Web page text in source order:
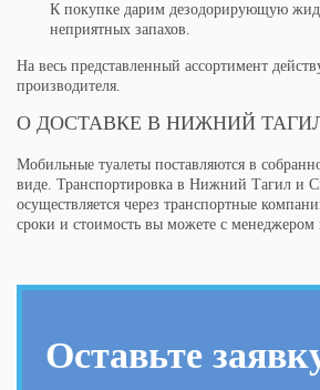
К покупке дарим дезодорирующую
неприятных запахов.
На весь представленный ассортимент
производителя.
О ДОСТАВКЕ В НИЖНИЙ
Мобильные туалеты поставляются в
виде. Транспортировка в Нижний Тагил и
осуществляется через транспортные
сроки и стоимость вы можете с менеджером
Оставьте